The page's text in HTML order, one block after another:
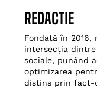
REDACTIE
Fondată în 2016,
intersecția
sociale, punând
optimizarea
distins prin fact-